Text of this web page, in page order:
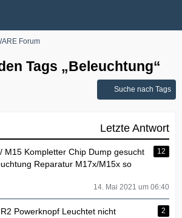
Forum
Tags „Beleuchtung“
Suche nach Tags
Letzte Antwort
M15 Kompletter Chip Dump gesucht
Reparatur M17x/M15x so
12
14. Mai 2021 um 06:40
Powerknopf Leuchtet nicht
2